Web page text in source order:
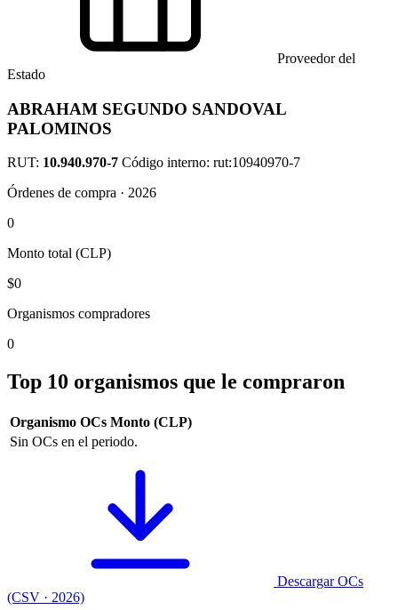
Proveedor del
Estado
ABRAHAM SEGUNDO SANDOVAL
PALOMINOS
RUT: 10.940.970-7 Código interno: rut:10940970-7
Órdenes de compra · 2026
0
Monto total (CLP)
$0
Organismos compradores
0
Top 10 organismos que le compraron
Organismo OCs Monto (CLP)
Sin OCs en el periodo.
Descargar OCs
(CSV · 2026)